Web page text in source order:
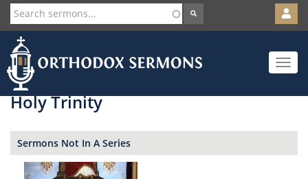
Skip
to
main
content
User
account
menu
Toggle
Holy Trinity
Sermons Not In A Series